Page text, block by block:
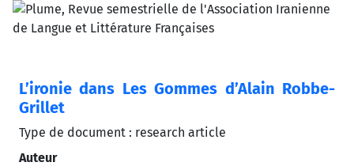
L’ironie dans Les Gommes d’Alain Robbe-
Grillet
Type de document : research article
Auteur